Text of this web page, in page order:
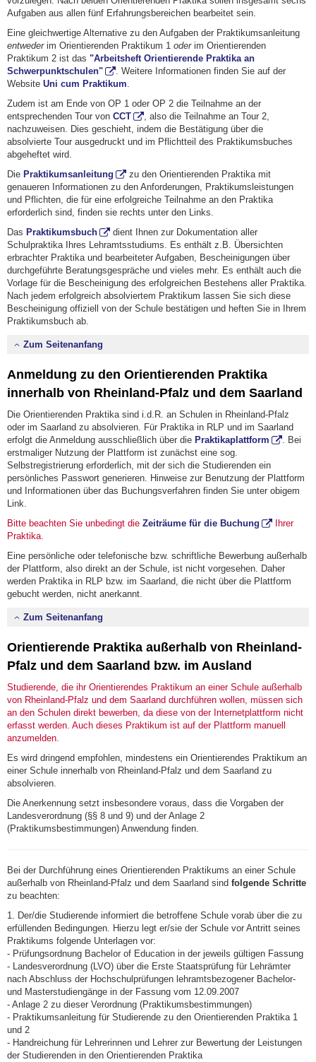
Aufgaben aus allen fünf Erfahrungsbereichen bearbeitet sein.
Eine gleichwertige Alternative zu den Aufgaben der Praktikumsanleitung
entwederim Orientierenden Praktikum 1 oderim Orientierenden
Praktikum 2 ist das "Arbeitsheft Orientierende Praktika an
Schwerpunktschulen"
. Weitere Informationen finden Sie auf der
Website Uni cum Praktikum
Zudem ist am Ende von OP 1 oder OP 2 die Teilnahme an der
entsprechenden Tour von CCT
, also die Teilnahme an Tour 2,
nachzuweisen. Dies geschieht, indem die Bestätigung über die
absolvierte Tour ausgedruckt und im Pflichtteil des Praktikumsbuches
abgeheftet wird.
Die Praktikumsanleitung
zu den Orientierenden Praktika mit
genaueren Informationen zu den Anforderungen, Praktikumsleistungen
und Pflichten, die für eine erfolgreiche Teilnahme an den Praktika
erforderlich sind, finden sie rechts unter den Links.
Das Praktikumsbuch
dient Ihnen zur Dokumentation aller
Schulpraktika Ihres Lehramtsstudiums. Es enthält z.B. Übersichten
erbrachter Praktika und bearbeiteter Aufgaben, Bescheinigungen über
durchgeführte Beratungsgespräche und vieles mehr. Es enthält auch die
Vorlage für die Bescheinigung des erfolgreichen Bestehens aller Praktika.
Nach jedem erfolgreich absolviertem Praktikum lassen Sie sich diese
Bescheinigung offiziell von der Schule bestätigen und heften Sie in Ihrem
Praktikumsbuch ab.
Zum Seitenanfang
Anmeldung zu den Orientierenden Praktika
innerhalb von Rheinland-Pfalz und dem Saarland
Die Orientierenden Praktika sind i.d.R. an Schulen in Rheinland-Pfalz
oder im Saarland zu absolvieren. Für Praktika in RLP und im Saarland
erfolgt die Anmeldung ausschließlich über die Praktikaplattform
. Bei
erstmaliger Nutzung der Plattform ist zunächst eine sog.
Selbstregistrierung erforderlich, mit der sich die Studierenden ein
persönliches Passwort generieren. Hinweise zur Benutzung der Plattform
und Informationen über das Buchungsverfahren finden Sie unter obigem
Link.
Bitte beachten Sie unbedingt die Zeiträume für die Buchung
Ihrer
Praktika.
Eine persönliche oder telefonische bzw. schriftliche Bewerbung außerhalb
der Plattform, also direkt an der Schule, ist nicht vorgesehen. Daher
werden Praktika in RLP bzw. im Saarland, die nicht über die Plattform
gebucht werden, nicht anerkannt.
Zum Seitenanfang
Orientierende Praktika außerhalb von Rheinland-
Pfalz und dem Saarland bzw. im Ausland
Studierende, die ihr Orientierendes Praktikum an einer Schule außerhalb
von Rheinland-Pfalz und dem Saarland durchführen wollen, müssen sich
an den Schulen direkt bewerben, da diese von der Internetplattform nicht
erfasst werden. Auch dieses Praktikum ist auf der Plattform manuell
anzumelden.
Es wird dringend empfohlen, mindestens ein Orientierendes Praktikum an
einer Schule innerhalb von Rheinland-Pfalz und dem Saarland zu
absolvieren.
Die Anerkennung setzt insbesondere voraus, dass die Vorgaben der
Landesverordnung (§§ 8 und 9) und der Anlage 2
(Praktikumsbestimmungen) Anwendung finden.
Bei der Durchführung eines Orientierenden Praktikums an einer Schule
außerhalb von Rheinland-Pfalz und dem Saarland sind folgende Schritte
zu beachten:
1. Der/die Studierende informiert die betroffene Schule vorab über die zu
erfüllenden Bedingungen. Hierzu legt er/sie der Schule vor Antritt seines
Praktikums folgende Unterlagen vor:
- Prüfungsordnung Bachelor of Education in der jeweils gültigen Fassung
- Landesverordnung (LVO) über die Erste Staatsprüfung für Lehrämter
nach Abschluss der Hochschulprüfungen lehramtsbezogener Bachelor-
und Masterstudiengänge in der Fassung vom 12.09.2007
- Anlage 2 zu dieser Verordnung (Praktikumsbestimmungen)
- Praktikumsanleitung für Studierende zu den Orientierenden Praktika 1
und 2
- Handreichung für Lehrerinnen und Lehrer zur Bewertung der Leistungen
der Studierenden in den Orientierenden Praktika